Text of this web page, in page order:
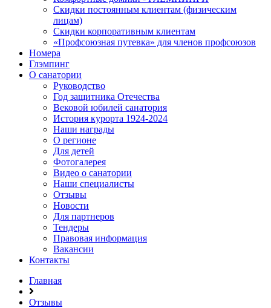
Скидки постоянным клиентам (физическим
лицам)
Скидки корпоративным клиентам
«Профсоюзная путевка» для членов профсоюзов
Номера
Глэмпинг
О санатории
Руководство
Год защитника Отечества
Вековой юбилей санатория
История курорта 1924-2024
Наши награды
О регионе
Для детей
Фотогалерея
Видео о санатории
Наши специалисты
Отзывы
Новости
Для партнеров
Тендеры
Правовая информация
Вакансии
Контакты
Главная
Отзывы